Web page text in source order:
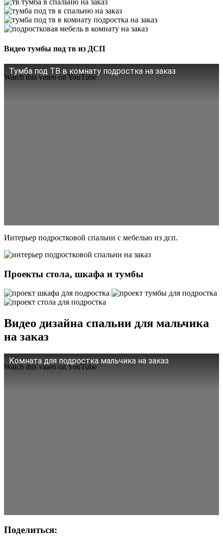
Видео тумбы под тв из ДСП
Тумба под ТВ в комнату подростка на заказ
Watch this video on YouTube
Интерьер подростковой спальни с мебелью из дсп.
Проекты стола, шкафа и тумбы
Видео дизайна спальни для мальчика
на заказ
Комната для подростка мальчика на заказ
Watch this video on YouTube
Поделиться: